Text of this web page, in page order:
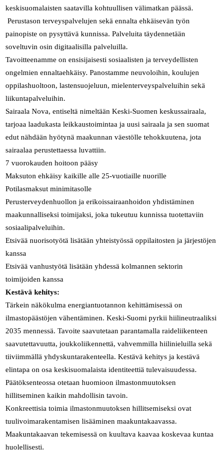
keskisuomalaisten saatavilla kohtuullisen välimatkan päässä.
Perustason terveyspalvelujen sekä ennalta ehkäisevän työn
painopiste on pysyttävä kunnissa. Palveluita täydennetään
soveltuvin osin digitaalisilla palveluilla.
Tavoitteenamme on ensisijaisesti sosiaalisten ja terveydellisten
ongelmien ennaltaehkäisy. Panostamme neuvoloihin, koulujen
oppilashuoltoon, lastensuojeluun, mielenterveyspalveluihin sekä
liikuntapalveluihin.
Sairaala Nova, entiseltä nimeltään Keski-Suomen keskussairaala,
tarjoaa laadukasta leikkaustoimintaa ja uusi sairaala ja sen suomat
edut nähdään hyötynä maakunnan väestölle tehokkuutena, jota
sairaalaa perustettaessa luvattiin.
7 vuorokauden hoitoon pääsy
Maksuton ehkäisy kaikille alle 25-vuotiaille nuorille
Potilasmaksut minimitasolle
Perusterveydenhuollon ja erikoissairaanhoidon yhdistäminen
maakunnalliseksi toimijaksi, joka tukeutuu kunnissa tuotettaviin
sosiaalipalveluihin.
Etsivää nuorisotyötä lisätään yhteistyössä oppilaitosten ja järjestöjen
kanssa
Etsivää vanhustyötä lisätään yhdessä kolmannen sektorin
toimijoiden kanssa
Kestävä kehitys:
Tärkein näkökulma energiantuotannon kehittämisessä on
ilmastopäästöjen vähentäminen. Keski-Suomi pyrkii hiilineutraaliksi
2035 mennessä. Tavoite saavutetaan parantamalla raideliikenteen
saavutettavuutta, joukkoliikennettä, vahvemmilla hiilinieluilla sekä
tiiviimmällä yhdyskuntarakenteella. Kestävä kehitys ja kestävä
elintapa on osa keskisuomalaista identiteettiä tulevaisuudessa.
Päätöksenteossa otetaan huomioon ilmastonmuutoksen
hillitseminen kaikin mahdollisin tavoin.
Konkreettisia toimia ilmastonmuutoksen hillitsemiseksi ovat
tuulivoimarakentamisen lisääminen maakuntakaavassa.
Maakuntakaavan tekemisessä on kuultava kaavaa koskevaa kuntaa
huolellisesti.